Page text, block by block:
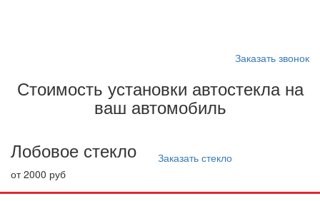
Заказать звонок
Стоимость установки автостекла на
ваш автомобиль
Лобовое стекло
от 2000 руб
Заказать стекло